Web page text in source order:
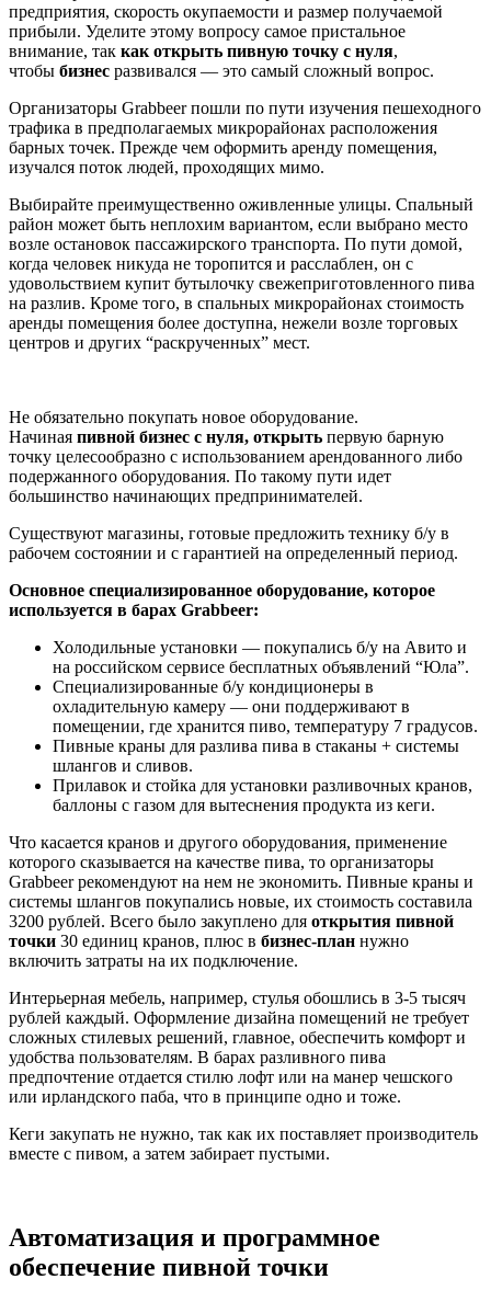
предприятия, скорость окупаемости и размер получаемой
прибыли. Уделите этому вопросу самое пристальное
внимание, так как открыть пивную точку с нуля,
чтобы бизнес развивался — это самый сложный вопрос.
Организаторы Grabbeer пошли по пути изучения пешеходного
трафика в предполагаемых микрорайонах расположения
барных точек. Прежде чем оформить аренду помещения,
изучался поток людей, проходящих мимо.
Выбирайте преимущественно оживленные улицы. Спальный
район может быть неплохим вариантом, если выбрано место
возле остановок пассажирского транспорта. По пути домой,
когда человек никуда не торопится и расслаблен, он с
удовольствием купит бутылочку свежеприготовленного пива
на разлив. Кроме того, в спальных микрорайонах стоимость
аренды помещения более доступна, нежели возле торговых
центров и других “раскрученных” мест.
Не обязательно покупать новое оборудование.
Начиная пивной бизнес с нуля, открыть первую барную
точку целесообразно с использованием арендованного либо
подержанного оборудования. По такому пути идет
большинство начинающих предпринимателей.
Существуют магазины, готовые предложить технику б/у в
рабочем состоянии и с гарантией на определенный период.
Основное специализированное оборудование, которое
используется в барах Grabbeer:
Холодильные установки — покупались б/у на Авито и
на российском сервисе бесплатных объявлений “Юла”.
Специализированные б/у кондиционеры в
охладительную камеру — они поддерживают в
помещении, где хранится пиво, температуру 7 градусов.
Пивные краны для разлива пива в стаканы + системы
шлангов и сливов.
Прилавок и стойка для установки разливочных кранов,
баллоны с газом для вытеснения продукта из кеги.
Что касается кранов и другого оборудования, применение
которого сказывается на качестве пива, то организаторы
Grabbeer рекомендуют на нем не экономить. Пивные краны и
системы шлангов покупались новые, их стоимость составила
3200 рублей. Всего было закуплено для открытия пивной
точки 30 единиц кранов, плюс в бизнес-план нужно
включить затраты на их подключение.
Интерьерная мебель, например, стулья обошлись в 3-5 тысяч
рублей каждый. Оформление дизайна помещений не требует
сложных стилевых решений, главное, обеспечить комфорт и
удобства пользователям. В барах разливного пива
предпочтение отдается стилю лофт или на манер чешского
или ирландского паба, что в принципе одно и тоже.
Кеги закупать не нужно, так как их поставляет производитель
вместе с пивом, а затем забирает пустыми.
Автоматизация и программное
обеспечение пивной точки